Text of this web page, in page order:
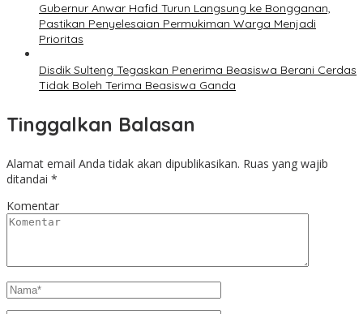
Gubernur Anwar Hafid Turun Langsung ke Bongganan,
Pastikan Penyelesaian Permukiman Warga Menjadi
Prioritas
Disdik Sulteng Tegaskan Penerima Beasiswa Berani Cerdas
Tidak Boleh Terima Beasiswa Ganda
Tinggalkan Balasan
Alamat email Anda tidak akan dipublikasikan. Ruas yang wajib
ditandai *
Komentar